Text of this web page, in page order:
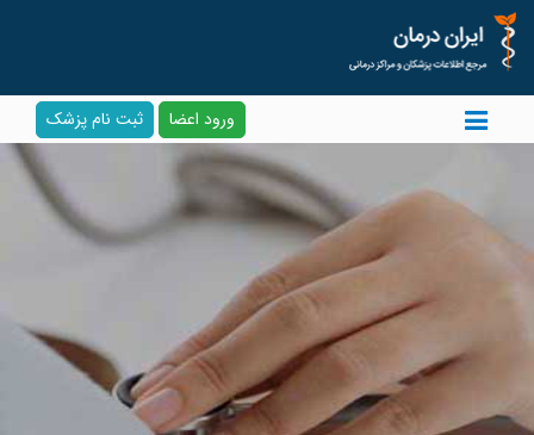
ورود اعضا ثبت نام پزشک